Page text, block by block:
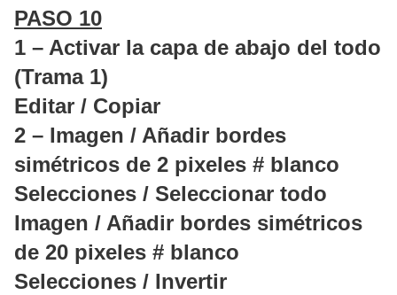
PASO 10
1 – Activar la capa de abajo del todo
(Trama 1)
Editar / Copiar
2 – Imagen / Añadir bordes
simétricos de 2 pixeles # blanco
Selecciones / Seleccionar todo
Imagen / Añadir bordes simétricos
de 20 pixeles # blanco
Selecciones / Invertir